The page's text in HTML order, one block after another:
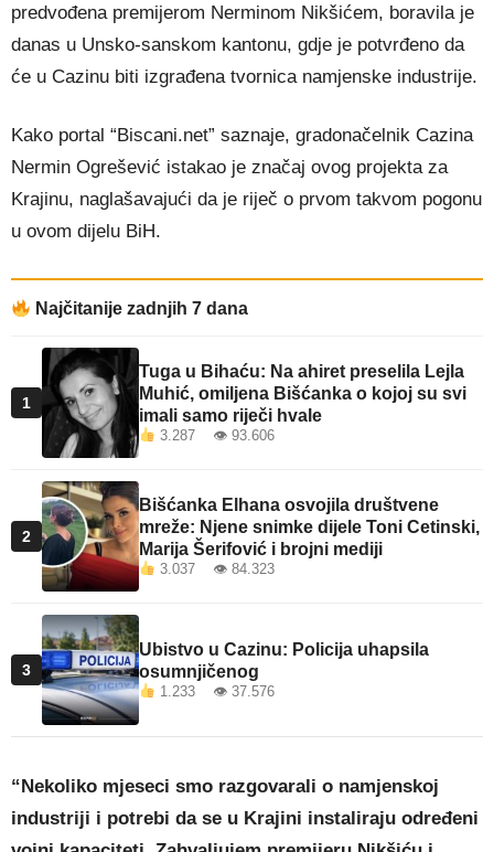
predvođena premijerom Nerminom Nikšićem, boravila je
danas u Unsko-sanskom kantonu, gdje je potvrđeno da
će u Cazinu biti izgrađena tvornica namjenske industrije.
Kako portal “Biscani.net” saznaje, gradonačelnik Cazina
Nermin Ogrešević istakao je značaj ovog projekta za
Krajinu, naglašavajući da je riječ o prvom takvom pogonu
u ovom dijelu BiH.
Najčitanije zadnjih 7 dana
1
Tuga u Bihaću: Na ahiret preselila Lejla
Muhić, omiljena Bišćanka o kojoj su svi
imali samo riječi hvale
3.287 👁 93.606
2
Bišćanka Elhana osvojila društvene
mreže: Njene snimke dijele Toni Cetinski,
Marija Šerifović i brojni mediji
3.037 👁 84.323
3
Ubistvo u Cazinu: Policija uhapsila
osumnjičenog
1.233 👁 37.576
“Nekoliko mjeseci smo razgovarali o namjenskoj
industriji i potrebi da se u Krajini instaliraju određeni